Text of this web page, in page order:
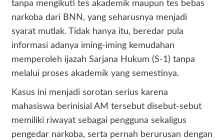
tanpa mengikuti tes akademik maupun tes bebas
narkoba dari BNN, yang seharusnya menjadi
syarat mutlak. Tidak hanya itu, beredar pula
informasi adanya iming-iming kemudahan
memperoleh ijazah Sarjana Hukum (S-1) tanpa
melalui proses akademik yang semestinya.
​Kasus ini menjadi sorotan serius karena
mahasiswa berinisial AM tersebut disebut-sebut
memiliki riwayat sebagai pengguna sekaligus
pengedar narkoba, serta pernah berurusan dengan